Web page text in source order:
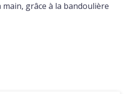
grâce à la bandoulière